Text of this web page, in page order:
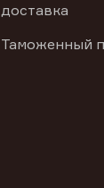
доставка
Таможенный